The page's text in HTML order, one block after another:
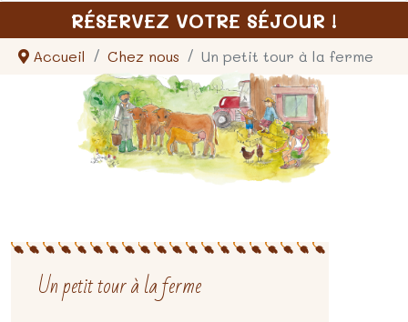
RÉSERVEZ VOTRE SÉJOUR !
Accueil Chez nous Un petit tour à la ferme
Un petit tour à la ferme